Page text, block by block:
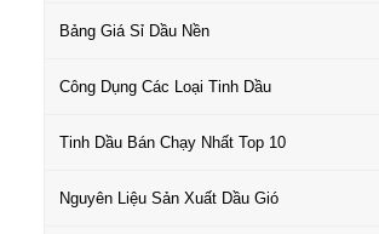
Bảng Giá Sỉ Dầu Nền
Công Dụng Các Loại Tinh Dầu
Tinh Dầu Bán Chạy Nhất Top 10
Nguyên Liệu Sản Xuất Dầu Gió